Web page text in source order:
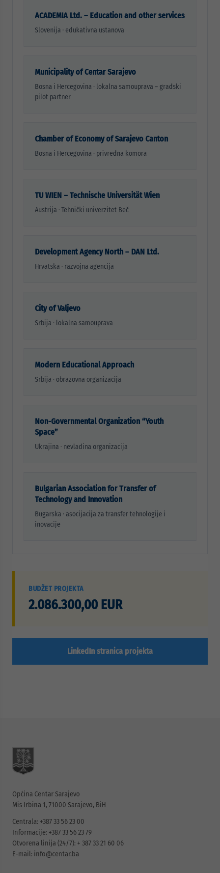
ACADEMIA Ltd. – Education and other services
Slovenija · edukativna ustanova
Municipality of Centar Sarajevo
Bosna i Hercegovina · lokalna samouprava – gradski
pilot partner
Chamber of Economy of Sarajevo Canton
Bosna i Hercegovina · privredna komora
TU WIEN – Technische Universität Wien
Austrija · Tehnički univerzitet Beč
Development Agency North – DAN Ltd.
Hrvatska · razvojna agencija
City of Valjevo
Srbija · lokalna samouprava
Modern Educational Approach
Srbija · obrazovna organizacija
Non-Governmental Organization “Youth
Space”
Ukrajina · nevladina organizacija
Bulgarian Association for Transfer of
Technology and Innovation
Bugarska · asocijacija za transfer tehnologije i
inovacije
BUDŽET PROJEKTA
2.086.300,00 EUR
LinkedIn stranica projekta
Općina Centar Sarajevo
Mis Irbina 1, 71000 Sarajevo, BiH
Centrala: +387 33 56 23 00
Informacije: +387 33 56 23 79
Otvorena linija (24/7): + 387 33 21 60 06
E-mail: info@centar.ba